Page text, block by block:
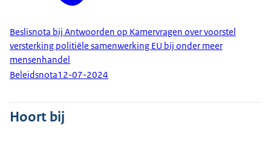
Beslisnota bij Antwoorden op Kamervragen over voorstel
versterking politiële samenwerking EU bij onder meer
mensenhandel
Beleidsnota12-07-2024
Hoort bij